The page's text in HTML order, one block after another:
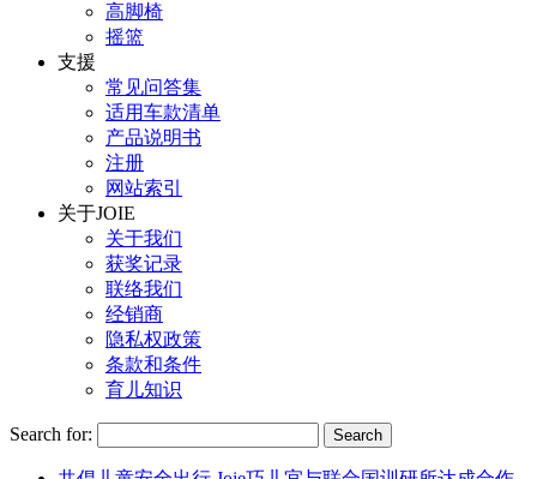
高脚椅
摇篮
支援
常见问答集
适用车款清单
产品说明书
注册
网站索引
关于JOIE
关于我们
获奖记录
联络我们
经销商
隐私权政策
条款和条件
育儿知识
Search for: